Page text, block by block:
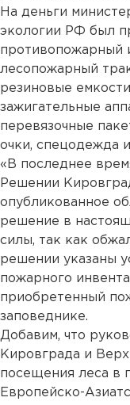
На деньги
экологии РФ был
противопожарный
лесопожарный
резиновые
зажигательные
перевязочные
очки, спецодежда
«В последнее
Решении
опубликованное
решение в
силы, так как
решении указаны
пожарного
приобретенный
заповеднике.
Добавим, что
Кировграда и
посещения леса в
Европейско-